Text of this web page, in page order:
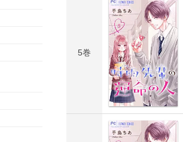
5巻